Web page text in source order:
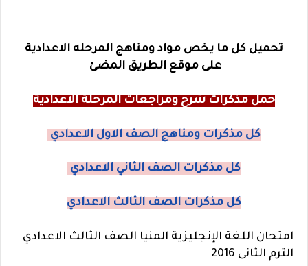
تحميل كل ما يخص مواد ومناهج المرحله الاعدادية
على موقع الطريق المضئ
حمل مذكرات شرح ومراجعات المرحلة الاعدادية
كل مذكرات ومناهج الصف الاول الاعدادي
كل مذكرات الصف الثاني الاعدادي
كل مذكرات الصف الثالث الاعدادي
امتحان اللغة الإنجليزية المنيا الصف الثالث الاعدادي
الترم الثانى 2016